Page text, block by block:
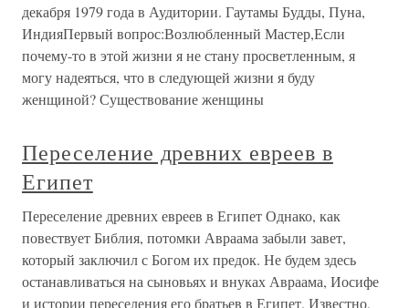
декабря 1979 года в Аудитории. Гаутамы Будды, Пуна,
ИндияПервый вопрос:Возлюбленный Мастер,Если
почему-то в этой жизни я не стану просветленным, я
могу надеяться, что в следующей жизни я буду
женщиной? Существование женщины
Переселение древних евреев в
Египет
Переселение древних евреев в Египет Однако, как
повествует Библия, потомки Авраама забыли завет,
который заключил с Богом их предок. Не будем здесь
останавливаться на сыновьях и внуках Авраама, Иосифе
и истории переселения его братьев в Египет. Известно,